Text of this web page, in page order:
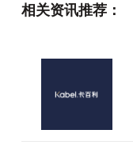
相关资讯推荐：